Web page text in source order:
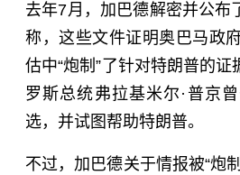
去年7月，加巴德解密并公布
称，这些文件证明奥巴马政
估中“炮制”了针对特朗普的
罗斯总统弗拉基米尔·普京
选，并试图帮助特朗普。
不过，加巴德关于情报被“炮